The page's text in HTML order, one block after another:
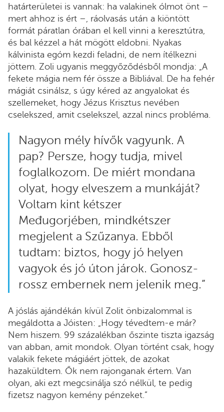
határterületei is vannak: ha valakinek ólmot önt –
mert ahhoz is ért –, ráolvasás után a kiöntött
formát páratlan órában el kell vinni a keresztútra,
és bal kézzel a hát mögött eldobni. Nyakas
kálvinista egóm kezdi feladni, de nem ítélkezni
jöttem. Zoli ugyanis meggyőződésből mondja: „A
fekete mágia nem fér össze a Bibliával. De ha fehér
mágiát csinálsz, s úgy kéred az angyalokat és
szellemeket, hogy Jézus Krisztus nevében
cselekszed, amit cselekszel, azzal nincs probléma.
Nagyon mély hívők vagyunk. A
pap? Persze, hogy tudja, mivel
foglalkozom. De miért mondana
olyat, hogy elveszem a munkáját?
Voltam kint kétszer
Međugorjében, mindkétszer
megjelent a Szűzanya. Ebből
tudtam: biztos, hogy jó helyen
vagyok és jó úton járok. Gonosz-
rossz embernek nem jelenik meg.”
A jóslás ajándékán kívül Zolit önbizalommal is
megáldotta a Jóisten: „Hogy tévedtem-e már?
Nem hiszem. 99 százalékban őszinte tiszta igazság
van abban, amit mondok. Olyan történt csak, hogy
valakik fekete mágiáért jöttek, de azokat
hazaküldtem. Ők nem rajonganak értem. Van
olyan, aki ezt megcsinálja szó nélkül, te pedig
fizetsz nagyon kemény pénzeket.”